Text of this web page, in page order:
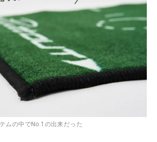
ムの中でNo.1の出来だった